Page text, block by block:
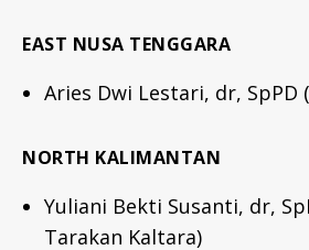
EAST NUSA TENGGARA
Aries Dwi Lestari, dr, SpPD
NORTH KALIMANTAN
Yuliani Bekti Susanti, dr,
Tarakan Kaltara)